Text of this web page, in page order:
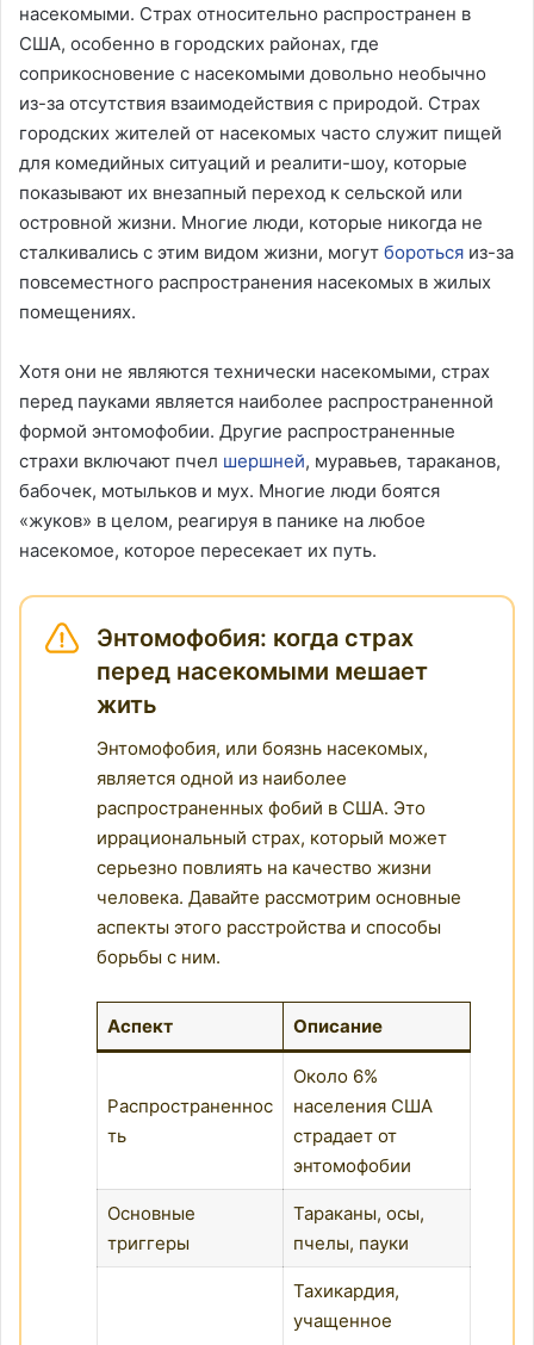
насекомыми. Страх относительно распространен в
США, особенно в городских районах, где
соприкосновение с насекомыми довольно необычно
из-за отсутствия взаимодействия с природой. Страх
городских жителей от насекомых часто служит пищей
для комедийных ситуаций и реалити-шоу, которые
показывают их внезапный переход к сельской или
островной жизни. Многие люди, которые никогда не
сталкивались с этим видом жизни, могут бороться из-за
повсеместного распространения насекомых в жилых
помещениях.
Хотя они не являются технически насекомыми, страх
перед пауками является наиболее распространенной
формой энтомофобии. Другие распространенные
страхи включают пчел шершней, муравьев, тараканов,
бабочек, мотыльков и мух. Многие люди боятся
«жуков» в целом, реагируя в панике на любое
насекомое, которое пересекает их путь.
Энтомофобия: когда страх
перед насекомыми мешает
жить
Энтомофобия, или боязнь насекомых,
является одной из наиболее
распространенных фобий в США. Это
иррациональный страх, который может
серьезно повлиять на качество жизни
человека. Давайте рассмотрим основные
аспекты этого расстройства и способы
борьбы с ним.
Аспект Описание
Распространеннос
ть
Около 6%
населения США
страдает от
энтомофобии
Основные
триггеры
Тараканы, осы,
пчелы, пауки
Тахикардия,
учащенное